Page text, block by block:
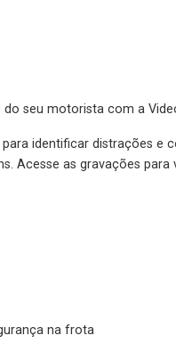
seu motorista com a
identificar distrações e
Acesse as gravações para
na frota